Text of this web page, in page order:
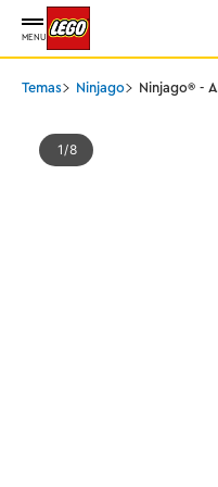
MENU
Temas Ninjago
Ninjago® - A
1 8